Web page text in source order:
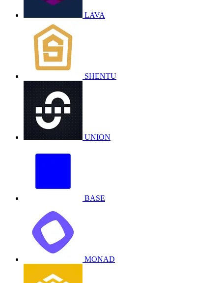
LAVA
SHENTU
UNION
BASE
MONAD